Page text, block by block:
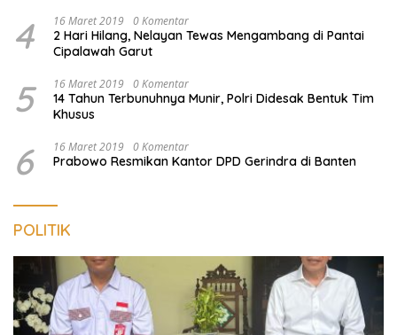
4 16 Maret 2019 0 Komentar
2 Hari Hilang, Nelayan Tewas Mengambang di Pantai
Cipalawah Garut
5 16 Maret 2019 0 Komentar
14 Tahun Terbunuhnya Munir, Polri Didesak Bentuk Tim
Khusus
6 16 Maret 2019 0 Komentar
Prabowo Resmikan Kantor DPD Gerindra di Banten
POLITIK